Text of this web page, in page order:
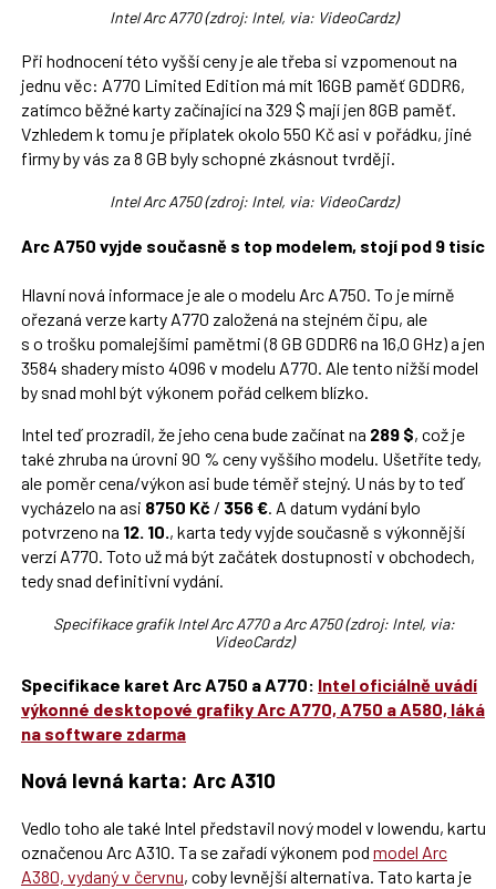
Intel Arc A770 (zdroj: Intel, via: VideoCardz)
Při hodnocení této vyšší ceny je ale třeba si vzpomenout na
jednu věc: A770 Limited Edition má mít 16GB paměť GDDR6,
zatímco běžné karty začínající na 329 $ mají jen 8GB paměť.
Vzhledem k tomu je příplatek okolo 550 Kč asi v pořádku, jiné
firmy by vás za 8 GB byly schopné zkásnout tvrději.
Intel Arc A750 (zdroj: Intel, via: VideoCardz)
Arc A750 vyjde současně s top modelem, stojí pod 9 tisíc
Hlavní nová informace je ale o modelu Arc A750. To je mírně
ořezaná verze karty A770 založená na stejném čipu, ale
s o trošku pomalejšími pamětmi (8 GB GDDR6 na 16,0 GHz) a jen
3584 shadery místo 4096 v modelu A770. Ale tento nižší model
by snad mohl být výkonem pořád celkem blízko.
Intel teď prozradil, že jeho cena bude začínat na 289 $, což je
také zhruba na úrovni 90 % ceny vyššího modelu. Ušetříte tedy,
ale poměr cena/výkon asi bude téměř stejný. U nás by to teď
vycházelo na asi 8750 Kč / 356 €. A datum vydání bylo
potvrzeno na 12. 10. , karta tedy vyjde současně s výkonnější
verzí A770. Toto už má být začátek dostupnosti v obchodech,
tedy snad definitivní vydání.
Specifikace grafik Intel Arc A770 a Arc A750 (zdroj: Intel, via:
VideoCardz)
Specifikace karet Arc A750 a A770: Intel oficiálně uvádí
výkonné desktopové grafiky Arc A770, A750 a A580, láká
na software zdarma
Nová levná karta: Arc A310
Vedlo toho ale také Intel představil nový model v lowendu, kartu
označenou Arc A310. Ta se zařadí výkonem pod model Arc
A380, vydaný v červnu, coby levnější alternativa. Tato karta je